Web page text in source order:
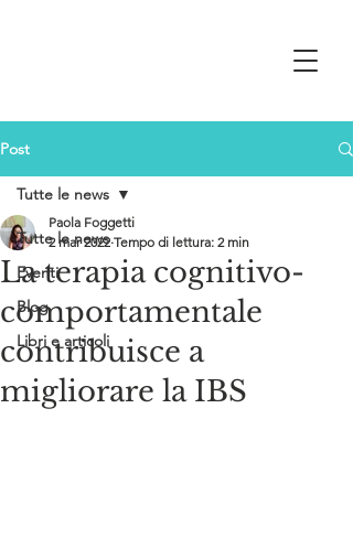
Post
Tutte le news
Eventi
Blog
Libri e articoli
Tutte le news
La terapia cognitivo-
comportamentale
contribuisce a
migliorare la IBS
Paola Foggetti
2 mar 2022 Tempo di lettura: 2 min